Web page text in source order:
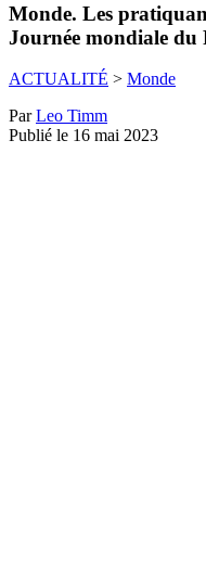
Monde. Les
Journée mondiale
ACTUALITÉ > Monde
ParLeo Timm
Publié le 16 mai 2023